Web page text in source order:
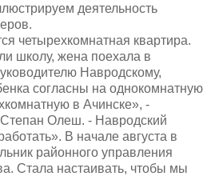
деятельность
четырехкомнатная квартира.
школу, жена поехала в
Навродскому,
согласны на однокомнатную
в Ачинске», -
Степан Олеш. - Навродский
В начале августа в
районного управления
Стала настаивать, чтобы мы